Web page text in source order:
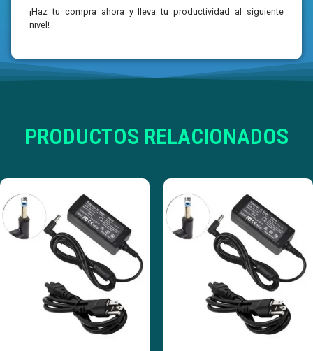
¡Haz tu compra ahora y lleva tu productividad al siguiente
nivel!
PRODUCTOS RELACIONADOS